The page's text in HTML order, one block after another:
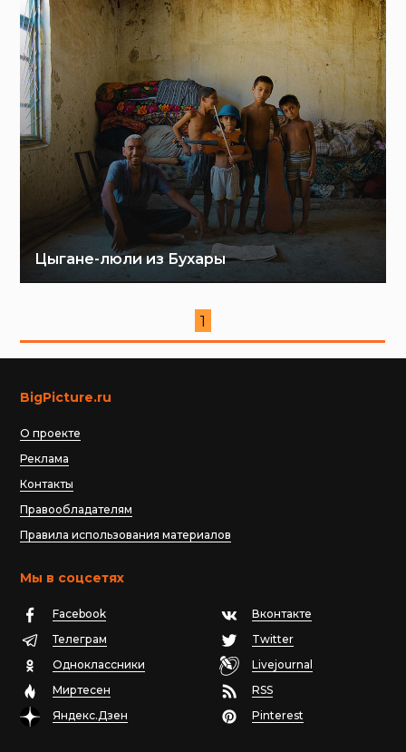
Цыгане-люли из Бухары
1
BigPicture.ru
О проекте
Реклама
Контакты
Правообладателям
Правила использования материалов
Мы в соцсетях
Facebook
Вконтакте
Телеграм
Twitter
Одноклассники
Livejournal
Миртесен
RSS
Яндекс.Дзен
Pinterest